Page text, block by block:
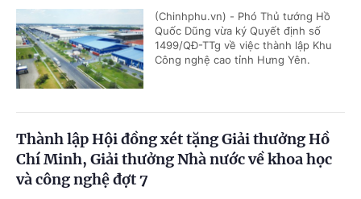
(Chinhphu.vn) - Phó Thủ tướng Hồ
Quốc Dũng vừa ký Quyết định số
1499/QĐ-TTg về việc thành lập Khu
Công nghệ cao tỉnh Hưng Yên.
Thành lập Hội đồng xét tặng Giải thưởng Hồ
Chí Minh, Giải thưởng Nhà nước về khoa học
và công nghệ đợt 7